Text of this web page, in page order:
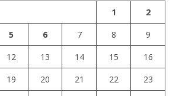
1
2
5 6 7 8
9
12 13 14 15
16
19 20 21 22
23